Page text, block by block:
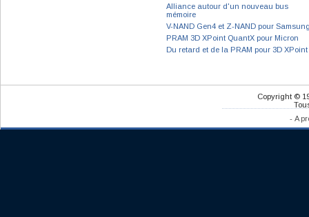
Alliance autour d'un nouveau bus
mémoire
V-NAND Gen4 et Z-NAND pour
PRAM 3D XPoint QuantX pour Micron
Du retard et de la PRAM pour 3D XPoint
Copyright ©
- A